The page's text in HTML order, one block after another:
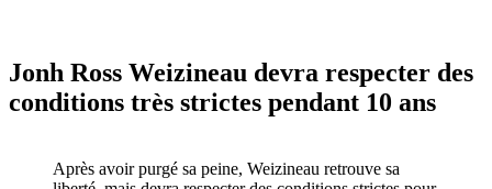
Jonh Ross Weizineau devra respecter des
conditions très strictes pendant 10 ans
Après avoir purgé sa peine, Weizineau retrouve sa